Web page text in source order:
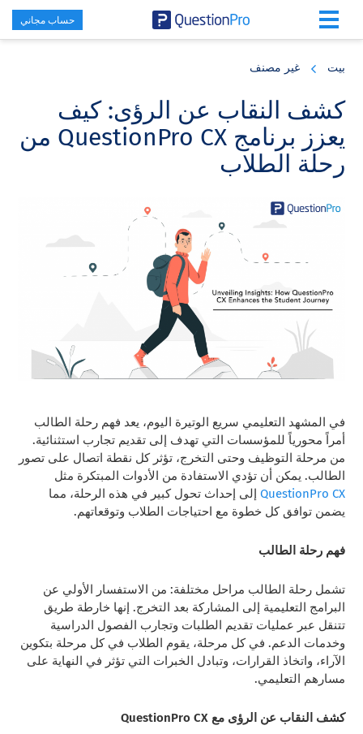
content
sidebar
حساب مجاني
بيت غير مصنف
كشف النقاب عن الرؤى: كيف
يعزز برنامج QuestionPro CX من
رحلة الطلاب
في المشهد التعليمي سريع الوتيرة اليوم، يعد فهم رحلة الطالب
أمراً محورياً للمؤسسات التي تهدف إلى تقديم تجارب استثنائية.
من مرحلة التوظيف وحتى التخرج، تؤثر كل نقطة اتصال على تصور
الطالب. يمكن أن تؤدي الاستفادة من الأدوات المبتكرة مثل
QuestionPro CX إلى إحداث تحول كبير في هذه الرحلة، مما
يضمن توافق كل خطوة مع احتياجات الطلاب وتوقعاتهم.
فهم رحلة الطالب
تشمل رحلة الطالب مراحل مختلفة: من الاستفسار الأولي عن
البرامج التعليمية إلى المشاركة بعد التخرج. إنها خارطة طريق
تتنقل عبر عمليات تقديم الطلبات وتجارب الفصول الدراسية
وخدمات الدعم. في كل مرحلة، يقوم الطلاب في كل مرحلة بتكوين
الآراء، واتخاذ القرارات، وتبادل الخبرات التي تؤثر في النهاية على
مسارهم التعليمي.
كشف النقاب عن الرؤى مع QuestionPro CX